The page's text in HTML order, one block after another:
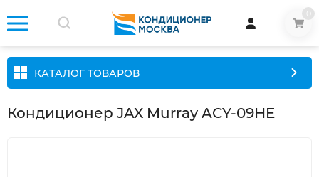
КАТАЛОГ ТОВАРОВ
Кондиционер JAX Murray ACY-09HE